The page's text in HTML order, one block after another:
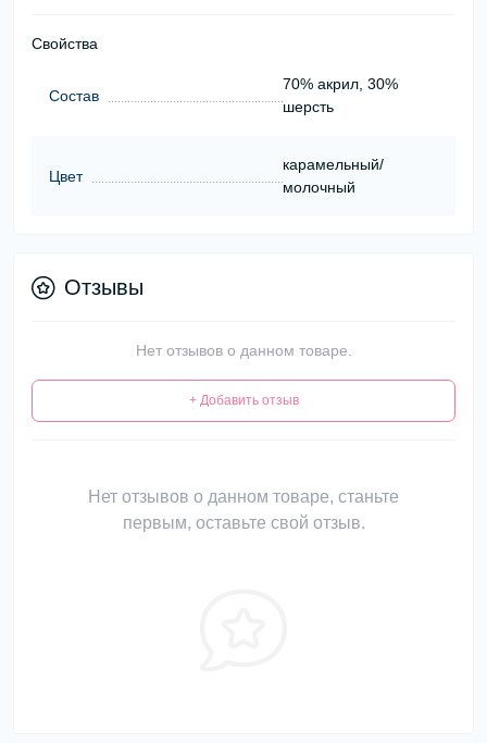
Свойства
Состав
70% акрил, 30%
шерсть
Цвет
карамельный/
молочный
Отзывы
Нет отзывов о данном товаре.
+ Добавить отзыв
Нет отзывов о данном товаре, станьте
первым, оставьте свой отзыв.